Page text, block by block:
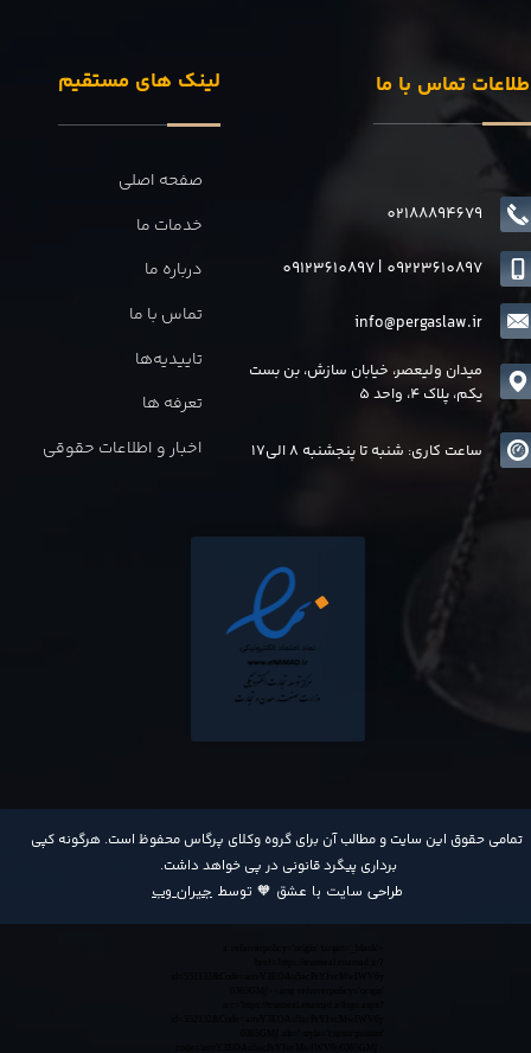
​تمامی حقوق این سایت و مطالب آن برای گروه وکلای پرگاس محفوظ است. هرگونه کپی
برداری پیگرد قانونی در پی خواهد داشت​​​​​​​.
طراحی سایت با عشق 🧡 توسط جیران وب
لینک های مستقیم
صفحه اصلی
خدمات ما
درباره ما
تماس با ما
تاییدیه‌ها
تعرفه ها
اخبار و اطلاعات حقوقی
تماس با ما
02188894679
info@pergaslaw.ir
09123610897| 09223610897
میدان ولیعصر، خیابان سازش، بن بست
یکم، پلاک 4، واحد 5
ساعت کاری: شنبه تا پنجشنبه 8 الی17